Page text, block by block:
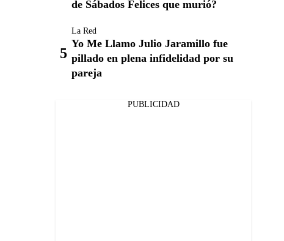
de Sábados Felices que murió?
La Red
Yo Me Llamo Julio Jaramillo fue
pillado en plena infidelidad por su
pareja
PUBLICIDAD